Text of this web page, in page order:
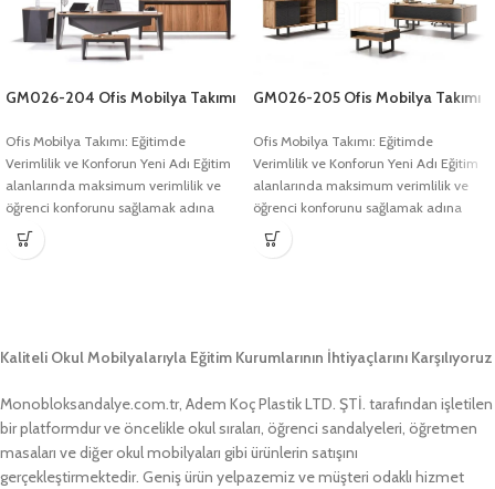
GM026-204 Ofis Mobilya Takımı
Ofis Mobilya Takımı: Eğitimde
Verimlilik ve Konforun Yeni Adı Eğitim
alanlarında maksimum verimlilik ve
öğrenci konforunu sağlamak adına
geliştirilmiş olan
GM026-205 Ofis Mobilya Takımı
Ofis Mobilya Takımı: Eğitimde
Verimlilik ve Konforun Yeni Adı Eğitim
alanlarında maksimum verimlilik ve
öğrenci konforunu sağlamak adına
geliştirilmiş olan
Kaliteli Okul Mobilyalarıyla Eğitim Kurumlarının İhtiyaçlarını Karşılıyoruz
Monobloksandalye.com.tr, Adem Koç Plastik LTD. ŞTİ. tarafından işletilen
bir platformdur ve öncelikle okul sıraları, öğrenci sandalyeleri, öğretmen
masaları ve diğer okul mobilyaları gibi ürünlerin satışını
gerçekleştirmektedir. Geniş ürün yelpazemiz ve müşteri odaklı hizmet